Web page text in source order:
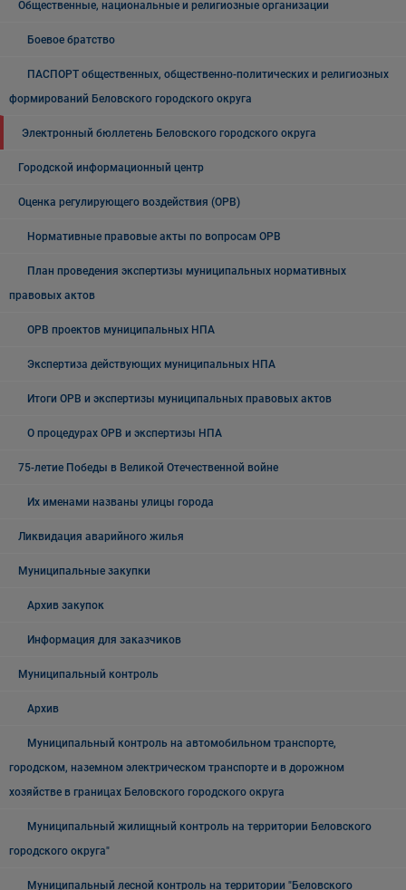
Общественные, национальные и религиозные организации
Боевое братство
ПАСПОРТ общественных, общественно-политических и религиозных
формирований Беловского городского округа
Электронный бюллетень Беловского городского округа
Городской информационный центр
Оценка регулирующего воздействия (ОРВ)
Нормативные правовые акты по вопросам ОРВ
План проведения экспертизы муниципальных нормативных
правовых актов
ОРВ проектов муниципальных НПА
Экспертиза действующих муниципальных НПА
Итоги ОРВ и экспертизы муниципальных правовых актов
О процедурах ОРВ и экспертизы НПА
75-летие Победы в Великой Отечественной войне
Их именами названы улицы города
Ликвидация аварийного жилья
Муниципальные закупки
Архив закупок
Информация для заказчиков
Муниципальный контроль
Архив
Муниципальный контроль на автомобильном транспорте,
городском, наземном электрическом транспорте и в дорожном
хозяйстве в границах Беловского городского округа
Муниципальный жилищный контроль на территории Беловского
городского округа"
Муниципальный лесной контроль на территории "Беловского